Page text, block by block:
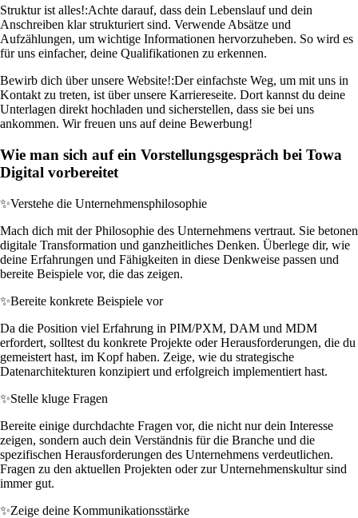
Struktur ist alles!:Achte darauf, dass dein Lebenslauf und dein
Anschreiben klar strukturiert sind. Verwende Absätze und
Aufzählungen, um wichtige Informationen hervorzuheben. So wird es
für uns einfacher, deine Qualifikationen zu erkennen.
Bewirb dich über unsere Website!:Der einfachste Weg, um mit uns in
Kontakt zu treten, ist über unsere Karriereseite. Dort kannst du deine
Unterlagen direkt hochladen und sicherstellen, dass sie bei uns
ankommen. Wir freuen uns auf deine Bewerbung!
Wie man sich auf ein Vorstellungsgespräch bei Towa
Digital vorbereitet
✨Verstehe die Unternehmensphilosophie
Mach dich mit der Philosophie des Unternehmens vertraut. Sie betonen
digitale Transformation und ganzheitliches Denken. Überlege dir, wie
deine Erfahrungen und Fähigkeiten in diese Denkweise passen und
bereite Beispiele vor, die das zeigen.
✨Bereite konkrete Beispiele vor
Da die Position viel Erfahrung in PIM/PXM, DAM und MDM
erfordert, solltest du konkrete Projekte oder Herausforderungen, die du
gemeistert hast, im Kopf haben. Zeige, wie du strategische
Datenarchitekturen konzipiert und erfolgreich implementiert hast.
✨Stelle kluge Fragen
Bereite einige durchdachte Fragen vor, die nicht nur dein Interesse
zeigen, sondern auch dein Verständnis für die Branche und die
spezifischen Herausforderungen des Unternehmens verdeutlichen.
Fragen zu den aktuellen Projekten oder zur Unternehmenskultur sind
immer gut.
✨Zeige deine Kommunikationsstärke